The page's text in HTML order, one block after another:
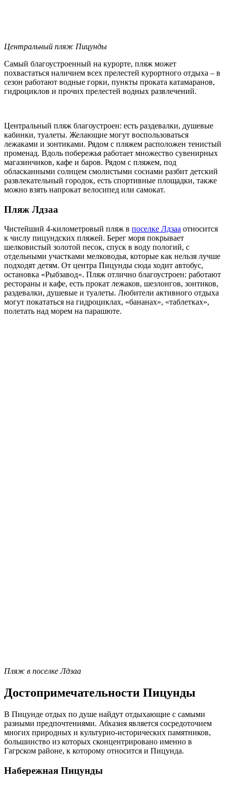
Центральный пляж Пицунды
Самый благоустроенный на курорте, пляж может
похвастаться наличием всех прелестей курортного отдыха – в
сезон работают водные горки, пункты проката катамаранов,
гидроциклов и прочих прелестей водных развлечений.
Центральный пляж благоустроен: есть раздевалки, душевые
кабинки, туалеты. Желающие могут воспользоваться
лежаками и зонтиками. Рядом с пляжем расположен тенистый
променад. Вдоль побережья работает множество сувенирных
магазинчиков, кафе и баров. Рядом с пляжем, под
обласканными солнцем смолистыми соснами разбит детский
развлекательный городок, есть спортивные площадки, также
можно взять напрокат велосипед или самокат.
Пляж Лдзаа
Чистейший 4-километровый пляж в поселке Лдзаа относится
к числу пицундских пляжей. Берег моря покрывает
шелковистый золотой песок, спуск в воду пологий, с
отдельными участками мелководья, которые как нельзя лучше
подходят детям. От центра Пицунды сюда ходит автобус,
остановка «Рыбзавод». Пляж отлично благоустроен: работают
рестораны и кафе, есть прокат лежаков, шезлонгов, зонтиков,
раздевалки, душевые и туалеты. Любители активного отдыха
могут покататься на гидроциклах, «бананах», «таблетках»,
полетать над морем на парашюте.
Пляж в поселке Лдзаа
Достопримечательности Пицунды
В Пицунде отдых по душе найдут отдыхающие с самыми
разными предпочтениями. Абхазия является сосредоточием
многих природных и культурно-исторических памятников,
большинство из которых сконцентрировано именно в
Гагрском районе, к которому относится и Пицунда.
Набережная Пицунды